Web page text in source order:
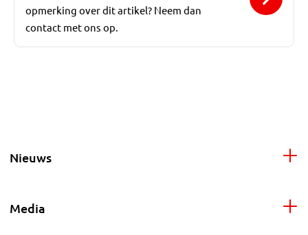
opmerking over dit artikel? Neem dan
contact met ons op.
Nieuws
Media